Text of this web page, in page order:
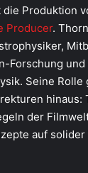
Produktion
Producer.
Forschung
Seine
hinaus:
der
auf